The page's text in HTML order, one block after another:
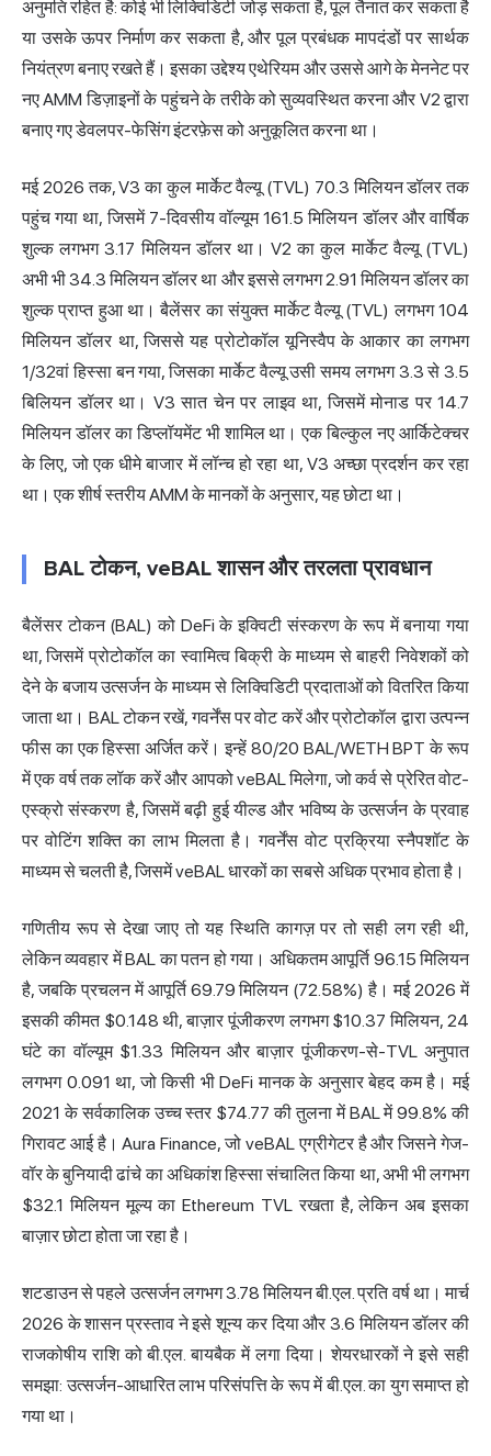
अनुमति रहित है: कोई भी लिक्विडिटी जोड़ सकता है, पूल तैनात कर सकता है
या उसके ऊपर निर्माण कर सकता है, और पूल प्रबंधक मापदंडों पर सार्थक
नियंत्रण बनाए रखते हैं। इसका उद्देश्य एथेरियम और उससे आगे के मेननेट पर
नए AMM डिज़ाइनों के पहुंचने के तरीके को सुव्यवस्थित करना और V2 द्वारा
बनाए गए डेवलपर-फेसिंग इंटरफ़ेस को अनुकूलित करना था।
मई 2026 तक, V3 का कुल मार्केट वैल्यू (TVL) 70.3 मिलियन डॉलर तक
पहुंच गया था, जिसमें 7-दिवसीय वॉल्यूम 161.5 मिलियन डॉलर और वार्षिक
शुल्क लगभग 3.17 मिलियन डॉलर था। V2 का कुल मार्केट वैल्यू (TVL)
अभी भी 34.3 मिलियन डॉलर था और इससे लगभग 2.91 मिलियन डॉलर का
शुल्क प्राप्त हुआ था। बैलेंसर का संयुक्त मार्केट वैल्यू (TVL) लगभग 104
मिलियन डॉलर था, जिससे यह प्रोटोकॉल यूनिस्वैप के आकार का लगभग
1/32वां हिस्सा बन गया, जिसका मार्केट वैल्यू उसी समय लगभग 3.3 से 3.5
बिलियन डॉलर था। V3 सात चेन पर लाइव था, जिसमें मोनाड पर 14.7
मिलियन डॉलर का डिप्लॉयमेंट भी शामिल था। एक बिल्कुल नए आर्किटेक्चर
के लिए, जो एक धीमे बाजार में लॉन्च हो रहा था, V3 अच्छा प्रदर्शन कर रहा
था। एक शीर्ष स्तरीय AMM के मानकों के अनुसार, यह छोटा था।
BAL टोकन, veBAL शासन और तरलता प्रावधान
बैलेंसर टोकन (BAL) को DeFi के इक्विटी संस्करण के रूप में बनाया गया
था, जिसमें प्रोटोकॉल का स्वामित्व बिक्री के माध्यम से बाहरी निवेशकों को
देने के बजाय उत्सर्जन के माध्यम से लिक्विडिटी प्रदाताओं को वितरित किया
जाता था। BAL टोकन रखें, गवर्नेंस पर वोट करें और प्रोटोकॉल द्वारा उत्पन्न
फीस का एक हिस्सा अर्जित करें। इन्हें 80/20 BAL/WETH BPT के रूप
में एक वर्ष तक लॉक करें और आपको veBAL मिलेगा, जो कर्व से प्रेरित वोट-
एस्क्रो संस्करण है, जिसमें बढ़ी हुई यील्ड और भविष्य के उत्सर्जन के प्रवाह
पर वोटिंग शक्ति का लाभ मिलता है। गवर्नेंस वोट प्रक्रिया स्नैपशॉट के
माध्यम से चलती है, जिसमें veBAL धारकों का सबसे अधिक प्रभाव होता है।
गणितीय रूप से देखा जाए तो यह स्थिति कागज़ पर तो सही लग रही थी,
लेकिन व्यवहार में BAL का पतन हो गया। अधिकतम आपूर्ति 96.15 मिलियन
है, जबकि प्रचलन में आपूर्ति 69.79 मिलियन (72.58%) है। मई 2026 में
इसकी कीमत $0.148 थी, बाज़ार पूंजीकरण लगभग $10.37 मिलियन, 24
घंटे का वॉल्यूम $1.33 मिलियन और बाज़ार पूंजीकरण-से-TVL अनुपात
लगभग 0.091 था, जो किसी भी DeFi मानक के अनुसार बेहद कम है। मई
2021 के सर्वकालिक उच्च स्तर $74.77 की तुलना में BAL में 99.8% की
गिरावट आई है। Aura Finance, जो veBAL एग्रीगेटर है और जिसने गेज-
वॉर के बुनियादी ढांचे का अधिकांश हिस्सा संचालित किया था, अभी भी लगभग
$32.1 मिलियन मूल्य का Ethereum TVL रखता है, लेकिन अब इसका
बाज़ार छोटा होता जा रहा है।
शटडाउन से पहले उत्सर्जन लगभग 3.78 मिलियन बी.एल. प्रति वर्ष था। मार्च
2026 के शासन प्रस्ताव ने इसे शून्य कर दिया और 3.6 मिलियन डॉलर की
राजकोषीय राशि को बी.एल. बायबैक में लगा दिया। शेयरधारकों ने इसे सही
समझा: उत्सर्जन-आधारित लाभ परिसंपत्ति के रूप में बी.एल. का युग समाप्त हो
गया था।